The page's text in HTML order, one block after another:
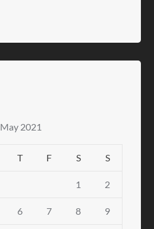
May 2021
T F S S
1 2
6 7 8 9